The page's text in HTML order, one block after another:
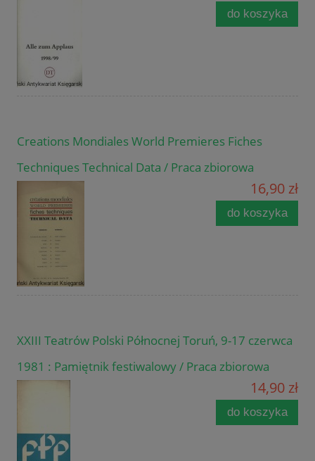
do koszyka
Creations Mondiales World Premieres Fiches
Techniques Technical Data / Praca zbiorowa
16,90 zł
do koszyka
XXIII Teatrów Polski Północnej Toruń, 9-17 czerwca
1981 : Pamiętnik festiwalowy / Praca zbiorowa
14,90 zł
do koszyka